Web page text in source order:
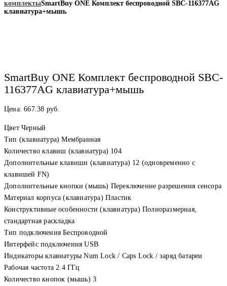
комплектыSmartBuy ONE Комплект беспроводной SBC-116377AG
клавиатура+мышь
SmartBuy ONE Комплект беспроводной SBC-
116377AG клавиатура+мышь
Цена:667.38 руб.
Цвет Черный
Тип (клавиатура) Мембранная
Количество клавиш (клавиатура) 104
Дополнительные клавиши (клавиатура) 12 (одновременно с
клавишей FN)
Дополнительные кнопки (мышь) Переключение разрешения сенсора
Материал корпуса (клавиатура) Пластик
Конструктивные особенности (клавиатура) Полноразмерная,
стандартная раскладка
Тип подключения Беспроводной
Интерфейс подключения USB
Индикаторы клавиатуры Num Lock / Caps Lock / заряд батареи
Рабочая частота 2.4 ГГц
Количество кнопок (мышь) 3